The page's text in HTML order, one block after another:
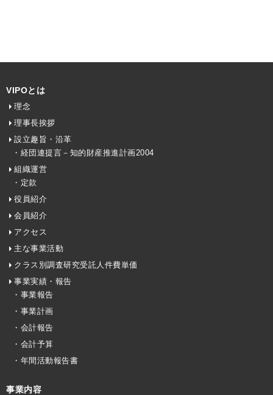
VIPOとは
理念
理事長挨拶
設立趣旨・沿革
・経団連提言－知的財産推進計画2004
組織運営
・定款
役員紹介
会員紹介
アクセス
主な事業活動
クラス別調査研究受託人件費単価
事業実績・報告
・事業報告
・事業計画
・会計報告
・会計予算
・年間活動報告書
事業内容